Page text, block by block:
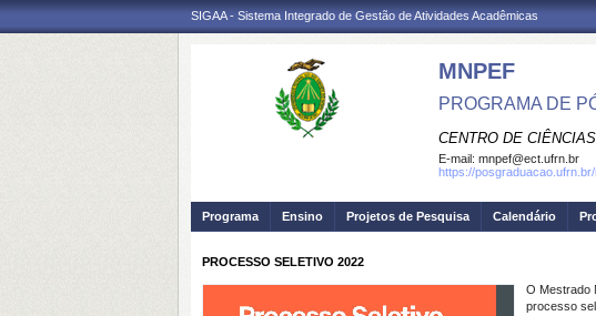
SIGAA - Sistema Integrado de Gestão de Atividades Acadêmicas
MNPEF
PROGRAMA DE
CENTRO DE
E-mail: mnpef@ect.ufrn.br
https://
Programa Ensino Projetos de Pesquisa Calendário
PROCESSO SELETIVO 2022
O Mestrado
processo